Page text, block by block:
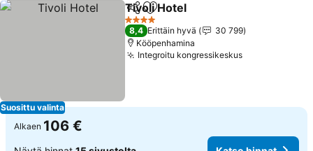
Suosittu valinta
Jaa Lisää suosikkeihin
Tivoli Hotel
4 Tähtiluokitus
8,4 Erittäin hyvä
30 799
Kööpenhamina
Integroitu kongressikeskus
Alkaen 106 €